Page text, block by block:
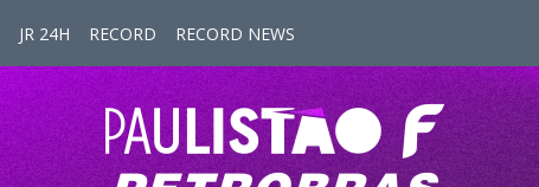
JR 24H RECORD RECORD NEWS